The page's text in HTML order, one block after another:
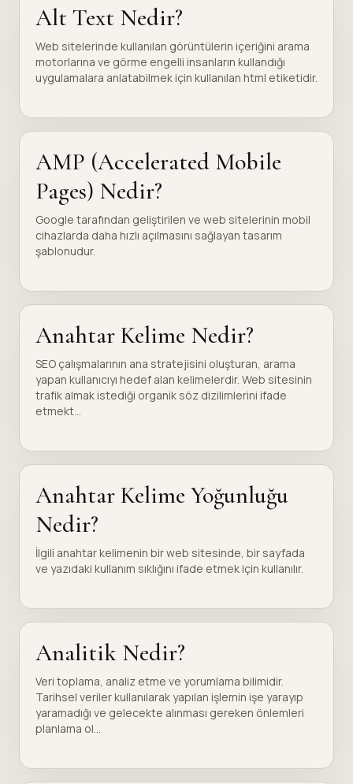
Alt Text Nedir?
Web sitelerinde kullanılan görüntülerin içeriğini arama
motorlarına ve görme engelli insanların kullandığı
uygulamalara anlatabilmek için kullanılan html etiketidir.
AMP (Accelerated Mobile
Pages) Nedir?
Google tarafından geliştirilen ve web sitelerinin mobil
cihazlarda daha hızlı açılmasını sağlayan tasarım
şablonudur.
Anahtar Kelime Nedir?
SEO çalışmalarının ana stratejisini oluşturan, arama
yapan kullanıcıyı hedef alan kelimelerdir. Web sitesinin
trafik almak istediği organik söz dizilimlerini ifade
etmekt...
Anahtar Kelime Yoğunluğu
Nedir?
İlgili anahtar kelimenin bir web sitesinde, bir sayfada
ve yazıdaki kullanım sıklığını ifade etmek için kullanılır.
Analitik Nedir?
Veri toplama, analiz etme ve yorumlama bilimidir.
Tarihsel veriler kullanılarak yapılan işlemin işe yarayıp
yaramadığı ve gelecekte alınması gereken önlemleri
planlama ol...